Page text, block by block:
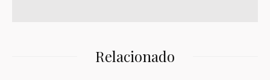
Relacionado